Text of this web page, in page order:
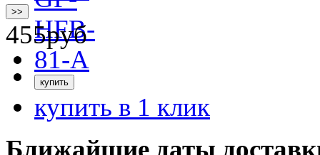
>>
455руб
купить в 1 клик